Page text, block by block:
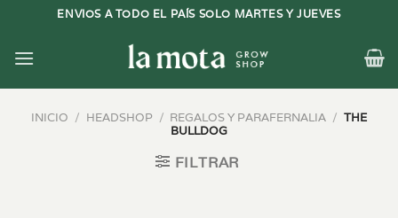
contenido
ENVIOS A TODO EL PAÍS SOLO MARTES Y JUEVES
INICIO / HEADSHOP / REGALOS Y PARAFERNALIA / THE
BULLDOG
FILTRAR